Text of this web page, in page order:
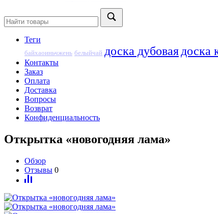
Теги
байхаоиньчжень белыйчай доска дубовая доска
Контакты
Заказ
Оплата
Доставка
Вопросы
Возврат
Конфиденциальность
Открытка «новогодняя лама»
Обзор
Отзывы 0